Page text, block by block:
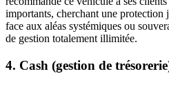
importants, cherchant une protection
face aux aléas systémiques ou
de gestion totalement illimitée.
4. Cash (gestion de